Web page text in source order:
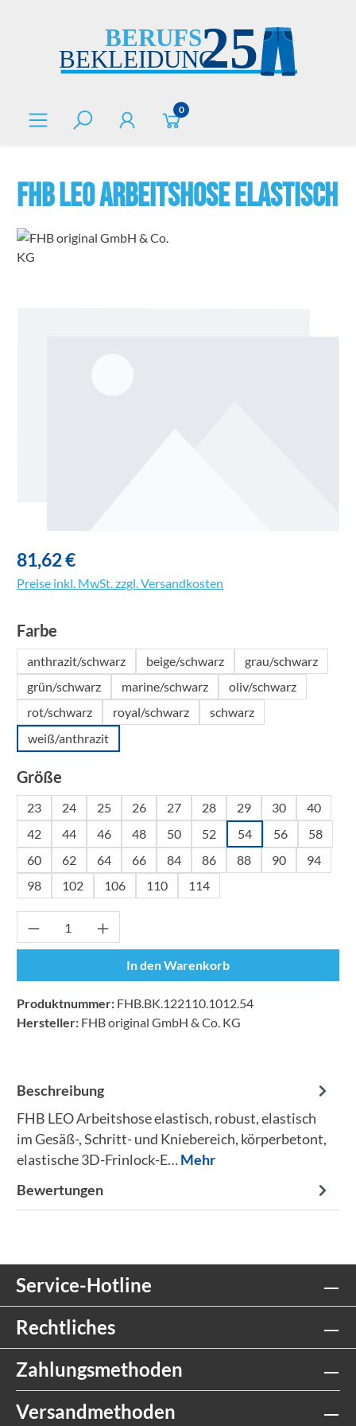
0
FHB LEO Arbeitshose elastisch
81,62 €
Preise inkl. MwSt. zzgl. Versandkosten
Farbe
anthrazit/schwarz beige/schwarz
grau/schwarz
grün/schwarz
marine/schwarz
oliv/schwarz
rot/schwarz
royal/schwarz
schwarz
weiß/anthrazit
Größe
23 24 25 26 27 28 29 30
40
42
44 46 48 50 52 54 56
58
60
62 64 66 84 86 88 90
94
98
102 106 110 114
Produkt Anzahl: Gib den gewünschten
In den Warenkorb
Produktnummer: FHB.BK.122110.1012.54
Hersteller: FHB original GmbH & Co. KG
Beschreibung
FHB LEO Arbeitshose elastisch, robust, elastisch
im Gesäß-, Schritt- und Kniebereich, körperbetont,
elastische 3D-Frinlock-E…Mehr
Bewertungen
Service-Hotline
Rechtliches
Zahlungsmethoden
Versandmethoden